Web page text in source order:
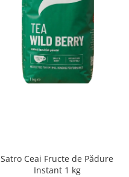
Satro Ceai Fructe de Pădure
Instant 1 kg